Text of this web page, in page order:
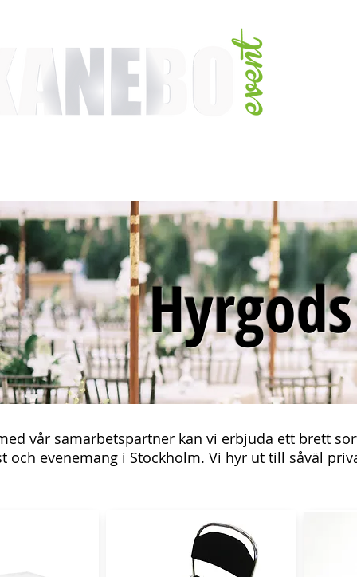
vår samarbetspartner kan vi erbjuda ett brett
och evenemang i Stockholm. Vi hyr ut till såväl